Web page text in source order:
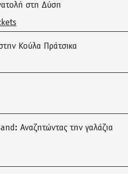
στη Δύση
Κούλα Πράτσικα
Αναζητώντας την γαλάζια